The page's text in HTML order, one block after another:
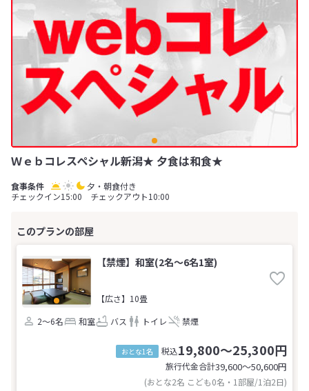
Ｗｅｂコレスペシャル新潟★ 夕食は和食★
夕・朝食付き
チェックイン15:00 チェックアウト10:00
【禁煙】和室(2名～6名1室)
【広さ】10畳
2～6名
和室 バス トイレ 禁煙
おとな1名 税込19,800～25,300円
旅行代金合計39,600〜50,600円
(おとな2名 こども0名・1部屋/1泊2日)